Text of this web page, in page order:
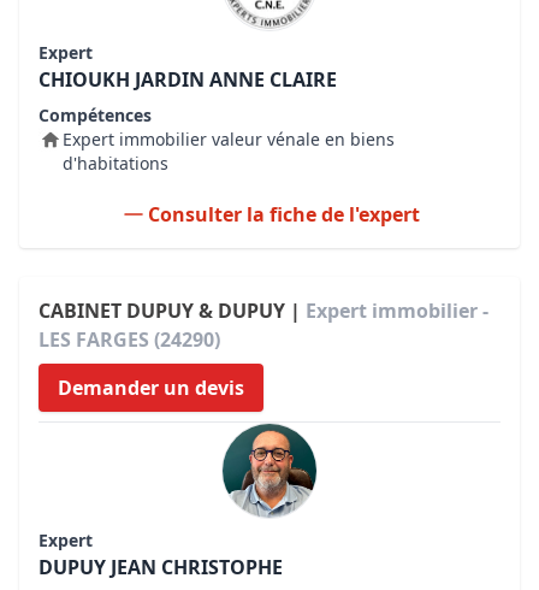
Expert
CHIOUKH JARDIN ANNE CLAIRE
Compétences
Expert immobilier valeur vénale en biens
d'habitations
Consulter la fiche de l'expert
CABINET DUPUY & DUPUY | Expert immobilier -
LES FARGES (24290)
Demander un devis
Expert
DUPUY JEAN CHRISTOPHE